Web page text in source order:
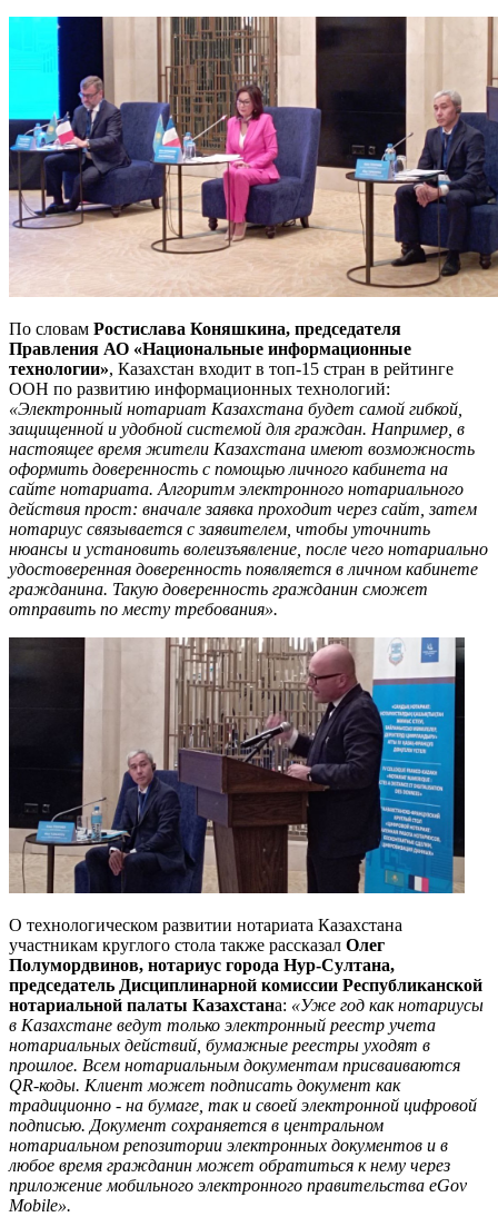
По словам Ростислава Коняшкина, председателя
Правления АО «Национальные информационные
технологии», Казахстан входит в топ-15 стран в рейтинге
ООН по развитию информационных технологий:
«Электронный нотариат Казахстана будет самой гибкой,
защищенной и удобной системой для граждан. Например, в
настоящее время жители Казахстана имеют возможность
оформить доверенность с помощью личного кабинета на
сайте нотариата. Алгоритм электронного нотариального
действия прост: вначале заявка проходит через сайт, затем
нотариус связывается с заявителем, чтобы уточнить
нюансы и установить волеизъявление, после чего нотариально
удостоверенная доверенность появляется в личном кабинете
гражданина. Такую доверенность гражданин сможет
отправить по месту требования».
О технологическом развитии нотариата Казахстана
участникам круглого стола также рассказал Олег
Полумордвинов, нотариус города Нур-Султана,
председатель Дисциплинарной комиссии Республиканской
нотариальной палаты Казахстана: «Уже год как нотариусы
в Казахстане ведут только электронный реестр учета
нотариальных действий, бумажные реестры уходят в
прошлое. Всем нотариальным документам присваиваются
QR-коды. Клиент может подписать документ как
традиционно - на бумаге, так и своей электронной цифровой
подписью. Документ сохраняется в центральном
нотариальном репозитории электронных документов и в
любое время гражданин может обратиться к нему через
приложение мобильного электронного правительства eGov
Mobile».